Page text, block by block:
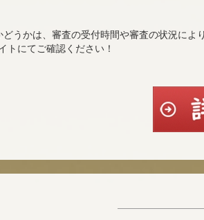
うかは、審査の受付時間や審査の状況により
トにてご確認ください！